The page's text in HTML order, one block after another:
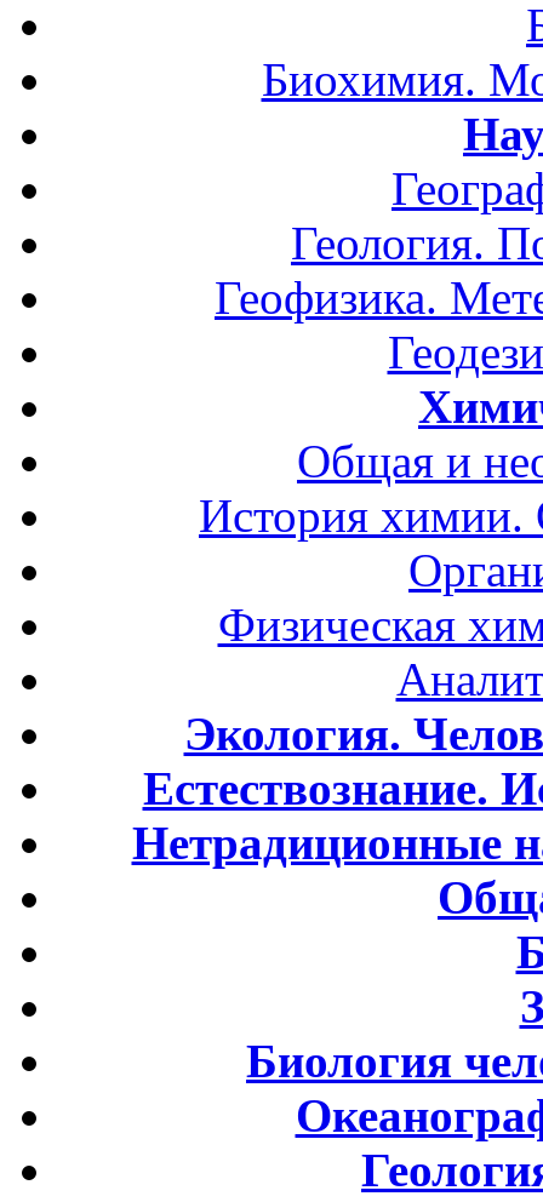
Биохимия.
Геология.
Геофизика.
Общая и
История
Физическая
Экология.
Естествознание.
Нетрадиционные
Биология